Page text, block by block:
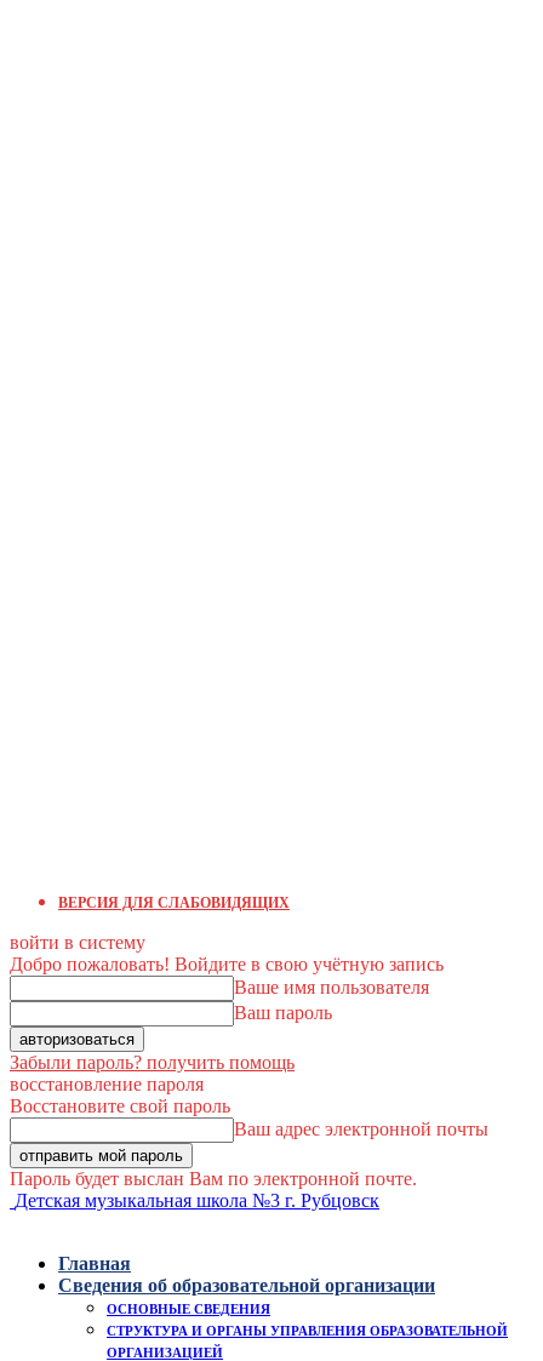
ВЕРСИЯ ДЛЯ СЛАБОВИДЯЩИХ
войти в систему
Добро пожаловать! Войдите в свою учётную запись
Ваше имя пользователя
Ваш пароль
Забыли пароль? получить помощь
восстановление пароля
Восстановите свой пароль
Ваш адрес электронной почты
Пароль будет выслан Вам по электронной почте.
Детская музыкальная школа №3 г. Рубцовск
Главная
Сведения об образовательной организации
ОСНОВНЫЕ СВЕДЕНИЯ
СТРУКТУРА И ОРГАНЫ УПРАВЛЕНИЯ ОБРАЗОВАТЕЛЬНОЙ
ОРГАНИЗАЦИЕЙ